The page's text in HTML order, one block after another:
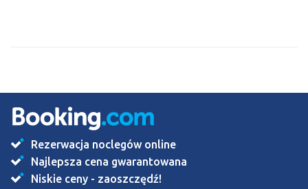
Rezerwacja noclegów online
Najlepsza cena gwarantowana
Niskie ceny - zaoszczędź!